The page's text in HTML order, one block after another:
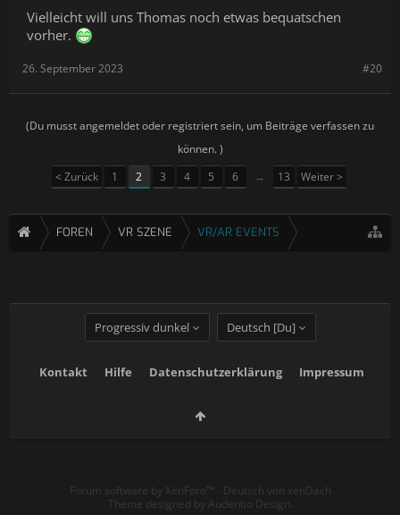
Vielleicht will uns Thomas noch etwas bequatschen
vorher.
#20
26. September 2023
(Du musst angemeldet oder registriert sein, um Beiträge verfassen zu
können. )
< Zurück
1 2 3 4 5 6 → 13 Weiter >
FOREN VR SZENE VR/AR EVENTS
Progressiv dunkel Deutsch [Du]
Kontakt Hilfe Datenschutzerklärung Impressum
Forum software by XenForo™ - Deutsch von xenDach
Theme designed by Audentio Design.